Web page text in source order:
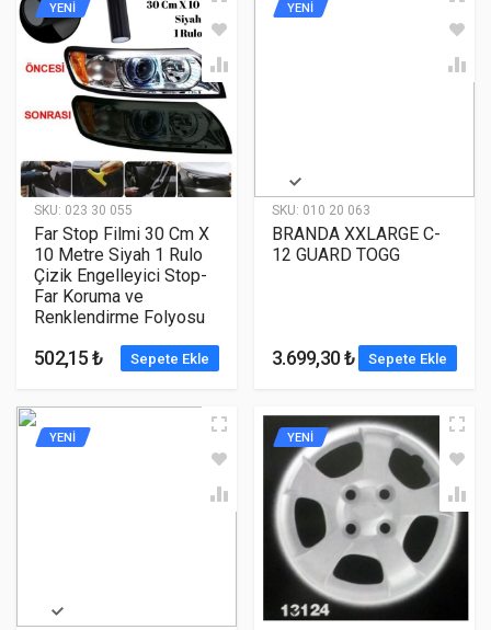
SKU: 023 30 055
YENİ
Far Stop Filmi 30 Cm X
10 Metre Siyah 1 Rulo
Çizik Engelleyici Stop-
Far Koruma ve
Renklendirme Folyosu
502,15 ₺ Sepete Ekle
SKU: 010 20 063
YENİ
BRANDA XXLARGE C-
12 GUARD TOGG
3.699,30 ₺ Sepete Ekle
YENİ YENİ